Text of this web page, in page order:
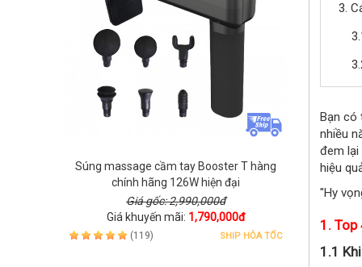
Súng massage cầm tay Booster T hàng
chính hãng 126W hiện đại
Giá gốc: 2,990,000đ
Giá khuyến mãi: 1,790,000đ
(119) SHIP HỎA TỐC
3.
Bạn có
nhiều
đem lại
hiệu
"Hy
1. Top
1.1